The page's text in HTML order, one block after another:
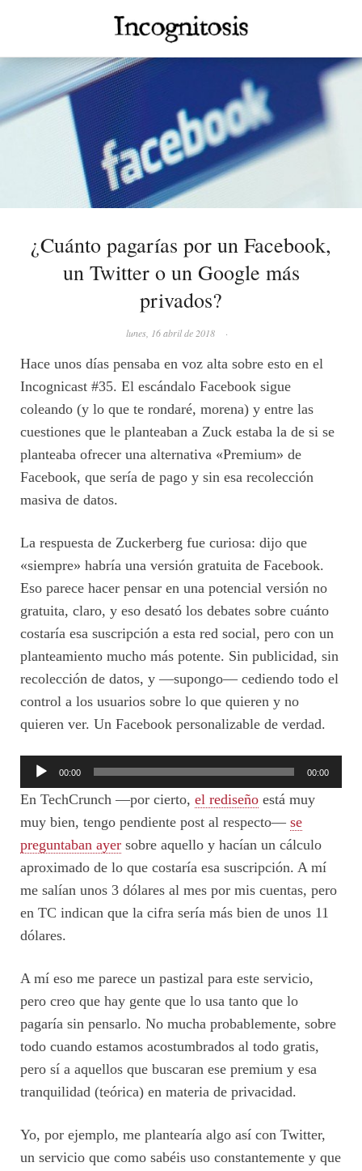
¿Cuánto pagarías por un Facebook,
un Twitter o un Google más
privados?
lunes, 16 abril de 2018 ·
Hace unos días pensaba en voz alta sobre esto en el
Incognicast #35. El escándalo Facebook sigue
coleando (y lo que te rondaré, morena) y entre las
cuestiones que le planteaban a Zuck estaba la de si se
planteaba ofrecer una alternativa «Premium» de
Facebook, que sería de pago y sin esa recolección
masiva de datos.
La respuesta de Zuckerberg fue curiosa: dijo que
«siempre» habría una versión gratuita de Facebook.
Eso parece hacer pensar en una potencial versión no
gratuita, claro, y eso desató los debates sobre cuánto
costaría esa suscripción a esta red social, pero con un
planteamiento mucho más potente. Sin publicidad, sin
recolección de datos, y —supongo— cediendo todo el
control a los usuarios sobre lo que quieren y no
quieren ver. Un Facebook personalizable de verdad.
Reproductor
de
00:00 00:00
En TechCrunch —por cierto, el rediseño está muy
muy bien, tengo pendiente post al respecto— se
preguntaban ayer sobre aquello y hacían un cálculo
aproximado de lo que costaría esa suscripción. A mí
me salían unos 3 dólares al mes por mis cuentas, pero
en TC indican que la cifra sería más bien de unos 11
dólares.
A mí eso me parece un pastizal para este servicio,
pero creo que hay gente que lo usa tanto que lo
pagaría sin pensarlo. No mucha probablemente, sobre
todo cuando estamos acostumbrados al todo gratis,
pero sí a aquellos que buscaran ese premium y esa
tranquilidad (teórica) en materia de privacidad.
Yo, por ejemplo, me plantearía algo así con Twitter,
un servicio que como sabéis uso constantemente y que